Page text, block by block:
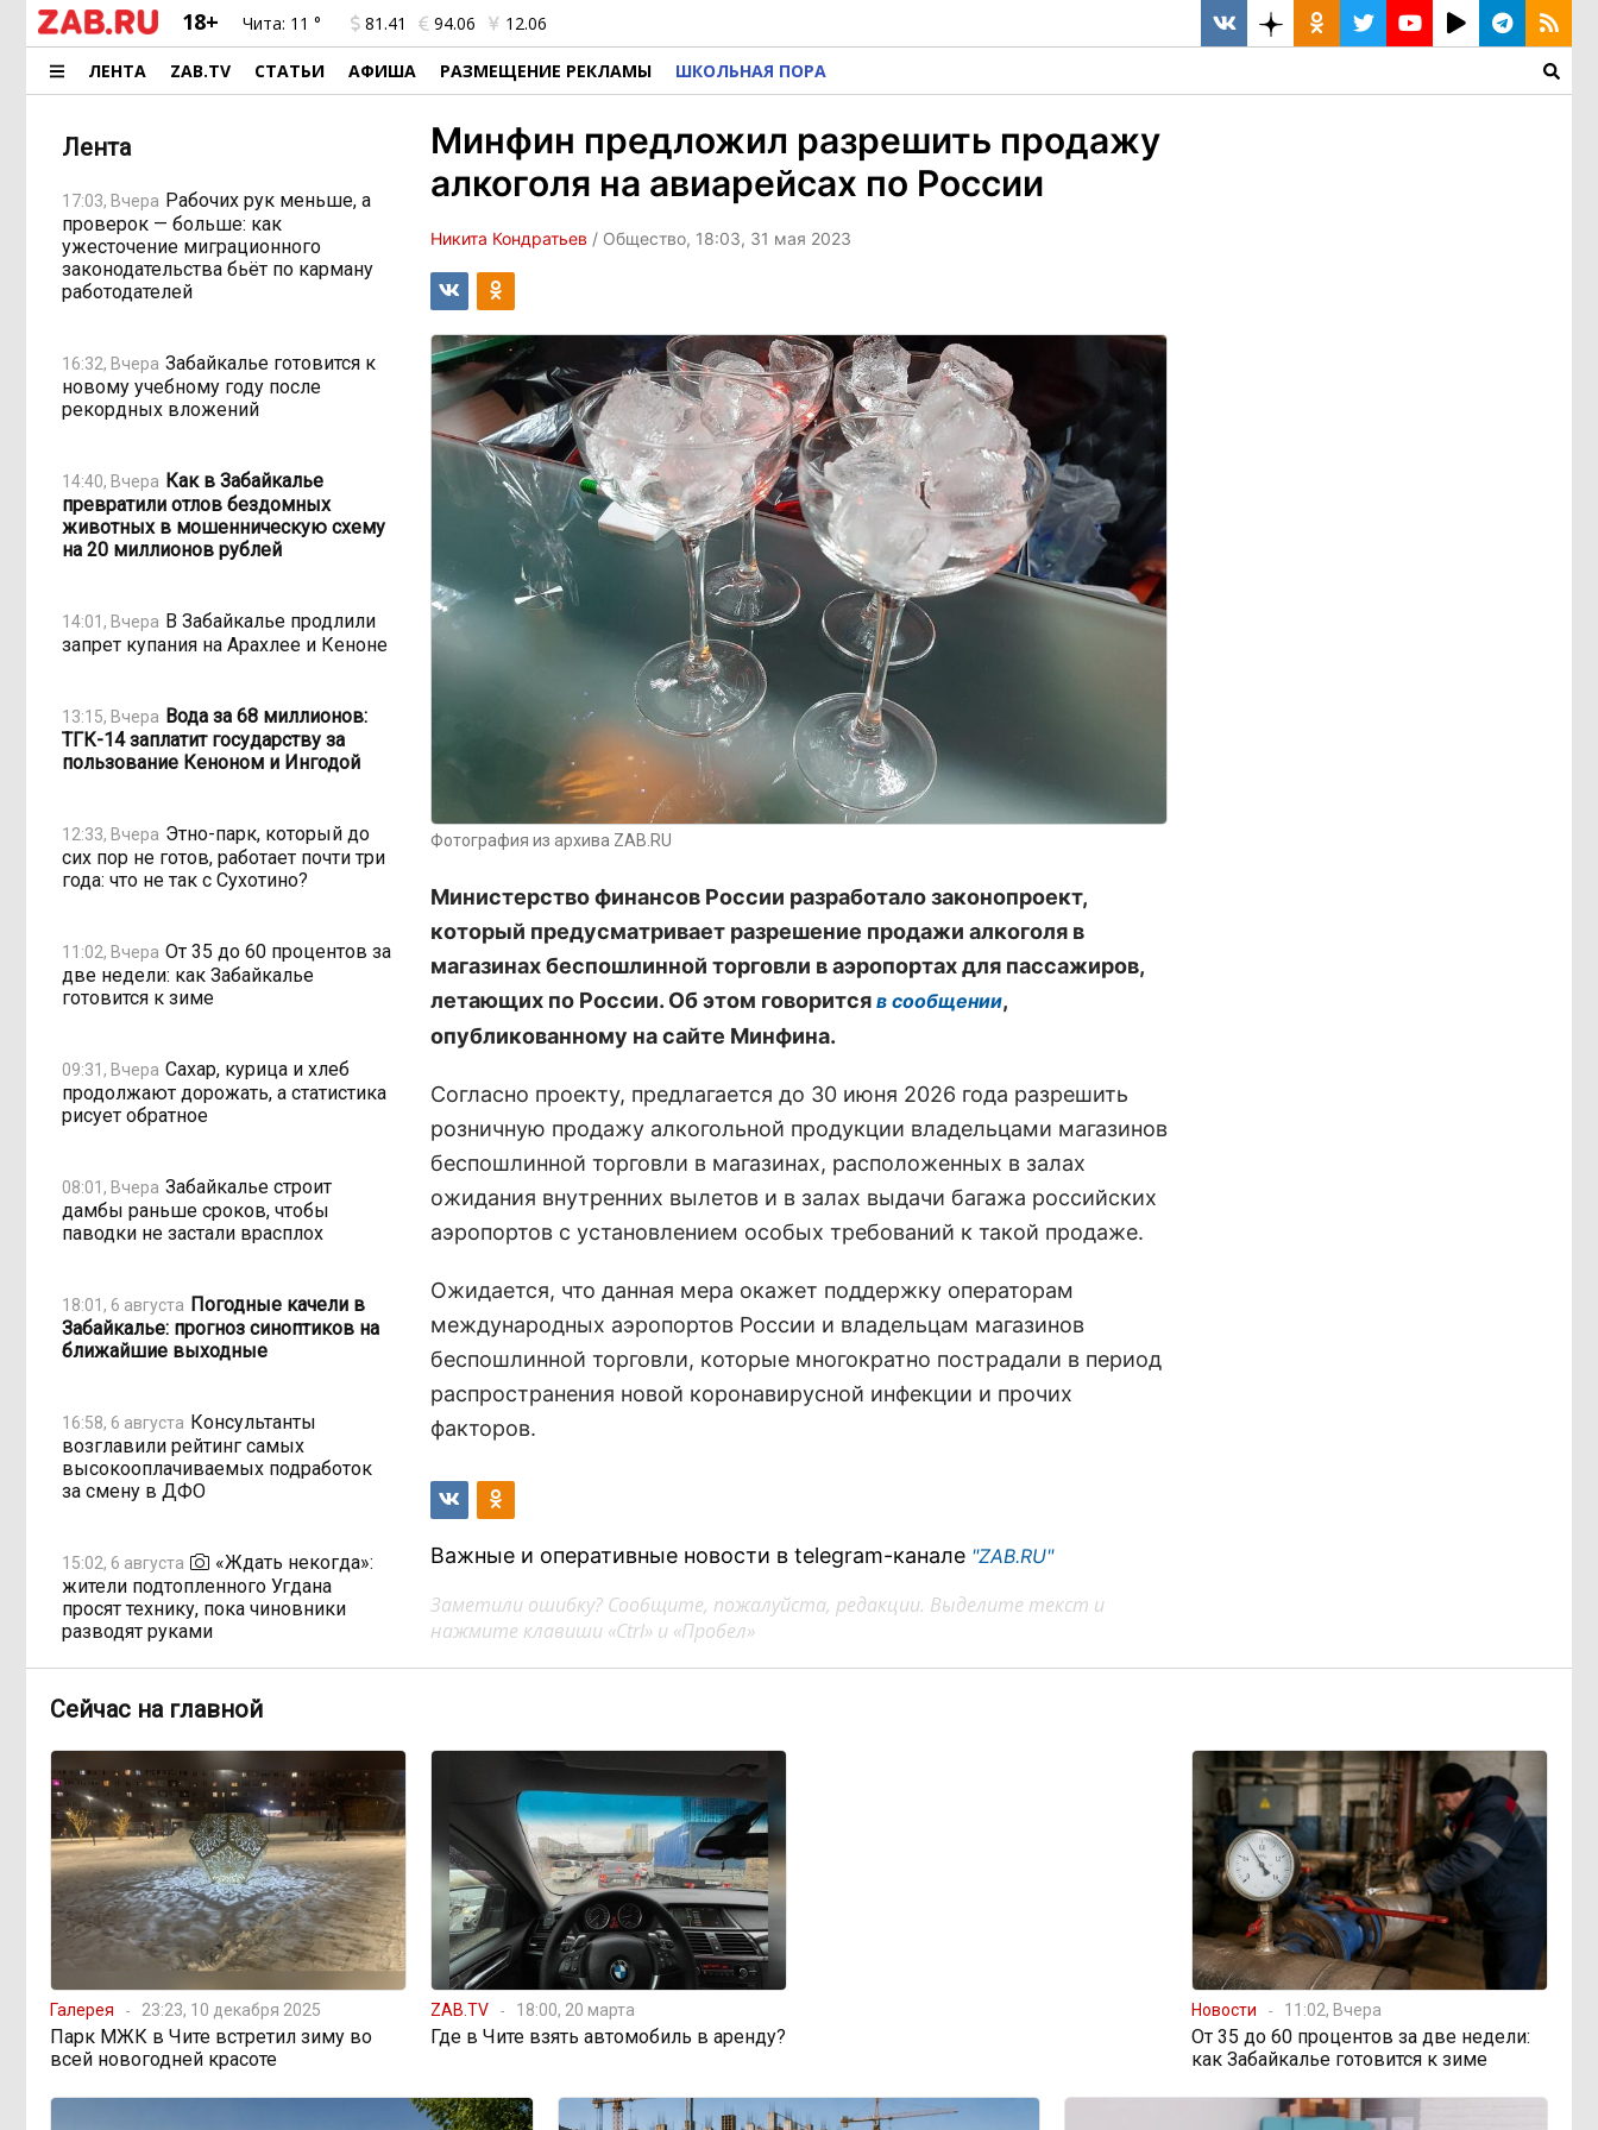
18+ Чита: 11 ° 81.41 94.06 12.06
ЛЕНТА ZAB.TV СТАТЬИ АФИША РАЗМЕЩЕНИЕ РЕКЛАМЫ ШКОЛЬНАЯ ПОРА
Лента
17:03, Вчера Рабочих рук меньше, а
проверок — больше: как
ужесточение миграционного
законодательства бьёт по карману
работодателей
16:32, Вчера Забайкалье готовится к
новому учебному году после
рекордных вложений
14:40, Вчера Как в Забайкалье
превратили отлов бездомных
животных в мошенническую схему
на 20 миллионов рублей
14:01, Вчера В Забайкалье продлили
запрет купания на Арахлее и Кеноне
13:15, Вчера Вода за 68 миллионов:
ТГК-14 заплатит государству за
пользование Кеноном и Ингодой
12:33, Вчера Этно-парк, который до
сих пор не готов, работает почти три
года: что не так с Сухотино?
11:02, Вчера От 35 до 60 процентов за
две недели: как Забайкалье
готовится к зиме
09:31, Вчера Сахар, курица и хлеб
продолжают дорожать, а статистика
рисует обратное
08:01, Вчера Забайкалье строит
дамбы раньше сроков, чтобы
паводки не застали врасплох
18:01, 6 августа Погодные качели в
Забайкалье: прогноз синоптиков на
ближайшие выходные
16:58, 6 августа Консультанты
возглавили рейтинг самых
высокооплачиваемых подработок
за смену в ДФО
15:02, 6 августа
«Ждать некогда»:
жители подтопленного Угдана
просят технику, пока чиновники
разводят руками
13:44, 6 августа Правительство РФ
«Евро-2»
12:33, 6 августа Власти: Забайкалье
переживает туристический бум
11:05, 6 августа «В большинстве
регионов индексация прошла с 1
января»: почему Забайкалье
задержало повышение зарплат
бюджетникам
округе подрядчик и чиновник
Минфин предложил разрешить продажу
алкоголя на авиарейсах по России
Никита Кондратьев / Общество, 18:03, 31 мая 2023
Фотография из архива ZAB.RU
Министерство финансов России разработало законопроект,
который предусматривает разрешение продажи алкоголя в
магазинах беспошлинной торговли в аэропортах для пассажиров,
летающих по России. Об этом говорится в сообщении,
опубликованному на сайте Минфина.
Согласно проекту, предлагается до 30 июня 2026 года разрешить
розничную продажу алкогольной продукции владельцами магазинов
беспошлинной торговли в магазинах, расположенных в залах
ожидания внутренних вылетов и в залах выдачи багажа российских
аэропортов с установлением особых требований к такой продаже.
Ожидается, что данная мера окажет поддержку операторам
международных аэропортов России и владельцам магазинов
беспошлинной торговли, которые многократно пострадали в период
распространения новой коронавирусной инфекции и прочих
факторов.
Важные и оперативные новости в telegram-канале "ZAB.RU"
Заметили ошибку? Сообщите, пожалуйста, редакции. Выделите текст и
нажмите клавиши «Ctrl» и «Пробел»
Сейчас на главной
Галерея 23:23, 10 декабря 2025
Парк МЖК в Чите встретил зиму во
всей новогодней красоте
ZAB.TV 18:00, 20 марта
Где в Чите взять автомобиль в аренду?
Новости 11:02, Вчера
От 35 до 60 процентов за две недели:
как Забайкалье готовится к зиме